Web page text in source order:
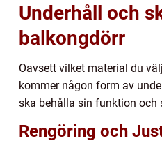
Underhåll och
balkongdörr
Oavsett vilket material du
kommer någon form av
ska behålla sin funktion och
Rengöring och